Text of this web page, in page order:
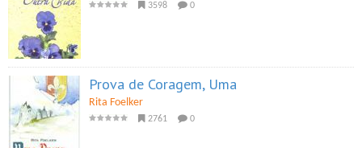
3598 0
Prova de Coragem, Uma
Rita Foelker
2761 0